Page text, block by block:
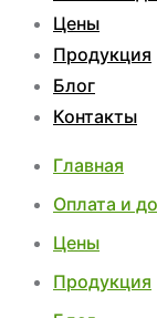
Цены
Продукция
Блог
Контакты
Главная
Оплата и
Цены
Продукция